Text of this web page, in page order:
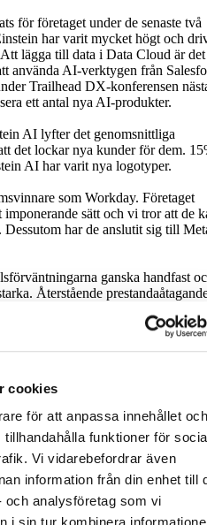
cookies
för att anpassa innehållet och
funktioner för
Vi vidarebefordrar även
information från din enhet till
och analysföretag som vi
för företaget under de senaste två
har varit mycket högt och
lägga till data i Data Cloud är det
använda AI-verktygen från
Trailhead DX-konferensen
ett antal nya AI-produkter.
AI lyfter det genomsnittliga
det lockar nya kunder för dem.
AI har varit nya logotyper.
som Workday. Företaget
sätt och vi tror att de
Dessutom har de anslutit sig till
ganska handfast
Återstående
för FY25 är dock väl under
jämfört med
Företaget verkar ha tagit en
inkluderar inte några nya
med cirka 6% eftersom kunder
Företaget uppger samtidigt att
sina strategier även om det
på att optimera
också spelar in i deras